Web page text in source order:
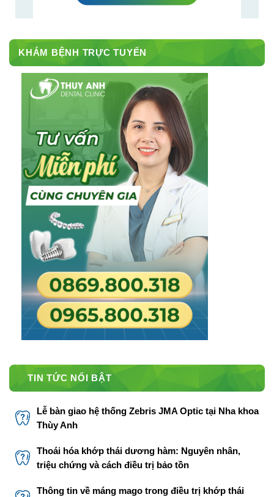
KHÁM BỆNH TRỰC TUYẾN
TIN TỨC NỔI BẬT
Lễ bàn giao hệ thống Zebris JMA Optic tại Nha khoa
Thùy Anh
Thoái hóa khớp thái dương hàm: Nguyên nhân,
triệu chứng và cách điều trị bảo tồn
Thông tin về máng mago trong điều trị khớp thái